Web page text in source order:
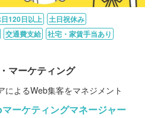
120日以上
土日祝休み
交通費支給
社宅・家賃手当あり
マーケティング
によるWeb集客をマネジメント
ーケティングマネージャー